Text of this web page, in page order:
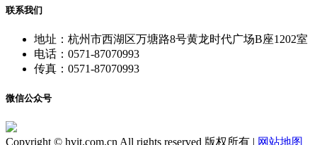
联系我们
地址：杭州市西湖区万塘路8号黄龙时代广场B座1202室
电话：0571-87070993
传真：0571-87070993
微信公众号
Copyright © hvit.com.cn All rights reserved 版权所有 | 网站地图